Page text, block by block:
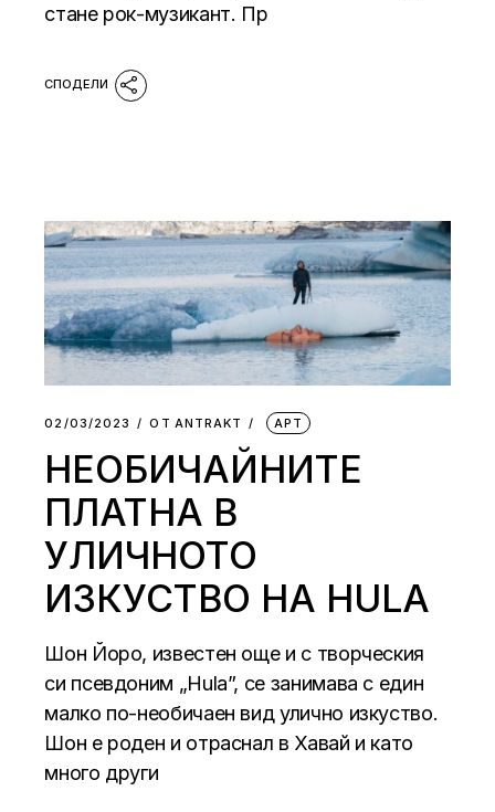
стане рок-музикант. Пр
02/03/2023 ОТ АNTRAKT АРТ
НЕОБИЧАЙНИТЕ
ПЛАТНА В
УЛИЧНОТО
ИЗКУСТВО НА HULA
Шон Йоро, известен още и с творческия
си псевдоним „Hula”, се занимава с един
малко по-необичаен вид улично изкуство.
Шон е роден и отраснал в Хавай и като
много други